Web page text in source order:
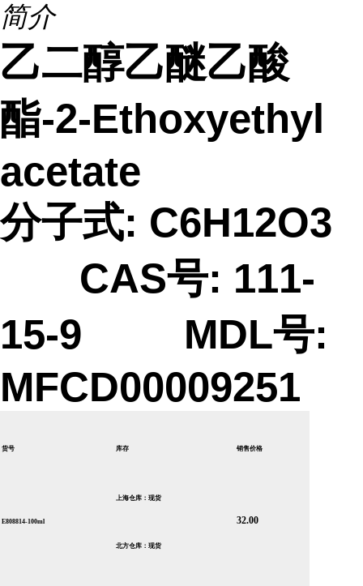
简介
乙二醇乙醚乙酸
酯-2-Ethoxyethyl
acetate
分子式: C6H12O3
CAS号: 111-
15-9 MDL号:
MFCD00009251
货号 库存 销售价格
E808814-100ml
上海仓库：现货
北方仓库：现货
32.00